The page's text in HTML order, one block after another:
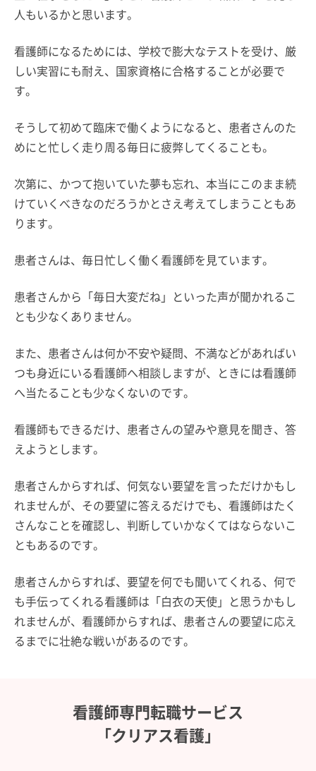
人もいるかと思います。
看護師になるためには、学校で膨大なテストを受け、厳
しい実習にも耐え、国家資格に合格することが必要で
す。
そうして初めて臨床で働くようになると、患者さんのた
めにと忙しく走り周る毎日に疲弊してくることも。
次第に、かつて抱いていた夢も忘れ、本当にこのまま続
けていくべきなのだろうかとさえ考えてしまうこともあ
ります。
患者さんは、毎日忙しく働く看護師を見ています。
患者さんから「毎日大変だね」といった声が聞かれるこ
とも少なくありません。
また、患者さんは何か不安や疑問、不満などがあればい
つも身近にいる看護師へ相談しますが、ときには看護師
へ当たることも少なくないのです。
看護師もできるだけ、患者さんの望みや意見を聞き、答
えようとします。
患者さんからすれば、何気ない要望を言っただけかもし
れませんが、その要望に答えるだけでも、看護師はたく
さんなことを確認し、判断していかなくてはならないこ
ともあるのです。
患者さんからすれば、要望を何でも聞いてくれる、何で
も手伝ってくれる看護師は「白衣の天使」と思うかもし
れませんが、看護師からすれば、患者さんの要望に応え
るまでに壮絶な戦いがあるのです。
看護師専門転職サービス
「クリアス看護」